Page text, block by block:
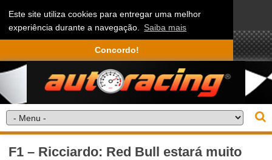
Este site utiliza cookies para entregar uma melhor
experiência durante a navegação. Saiba mais
Concordo!
F1 – Ricciardo: Red Bull estará muito